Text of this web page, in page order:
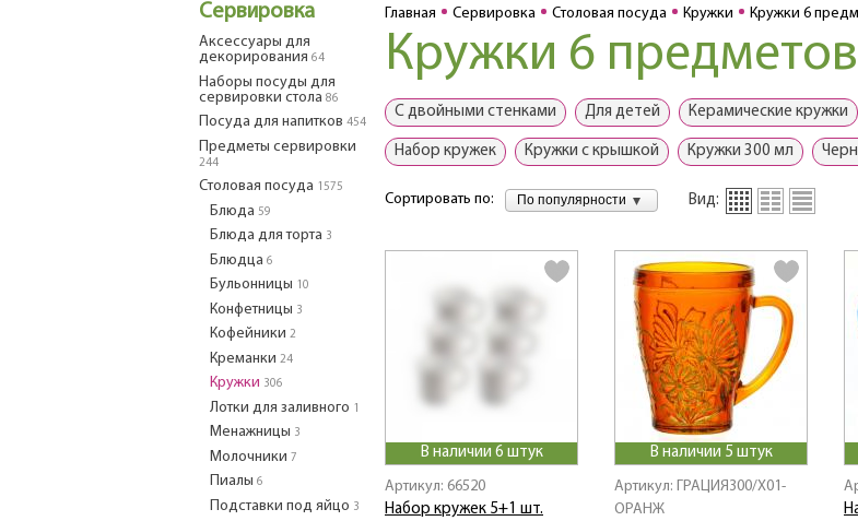
Сервировка
Аксессуары для
декорирования 64
Наборы посуды для
сервировки стола 86
Посуда для напитков 454
Предметы сервировки
244
Столовая посуда 1575
Блюда 59
Блюда для торта 3
Блюдца 6
Бульонницы 10
Конфетницы 3
Кофейники 2
Креманки 24
Кружки 306
Лотки для заливного 1
Менажницы 3
Молочники 7
Пиалы 6
Подставки под яйцо 3
Главная Сервировка Столовая посуда Кружки Кружки 6
Кружки 6 предметов
С двойными стенками Для детей Керамические кружки
Набор кружек Кружки с крышкой Кружки 300 мл
Сортировать по: По популярности Вид:
В наличии 6 штук
Артикул: 66520
Набор кружек 5+1 шт.
В наличии 5 штук
Артикул: ГРАЦИЯ300/Х01-
ОРАНЖ